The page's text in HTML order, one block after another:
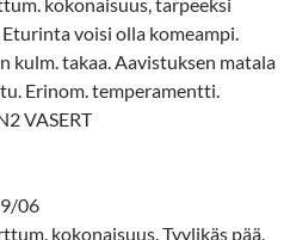
voisi olla komeampi.
kulm. takaa. Aavistuksen matala
Erinom. temperamentti.
VASERT
06
kokonaisuus. Tyylikäs pää.